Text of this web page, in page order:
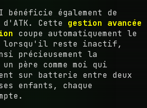
bénéficie également de
Cette gestion avancée
coupe automatiquement le
lorsqu'il reste inactif,
précieusement la
père comme moi qui
sur batterie entre deux
enfants, chaque